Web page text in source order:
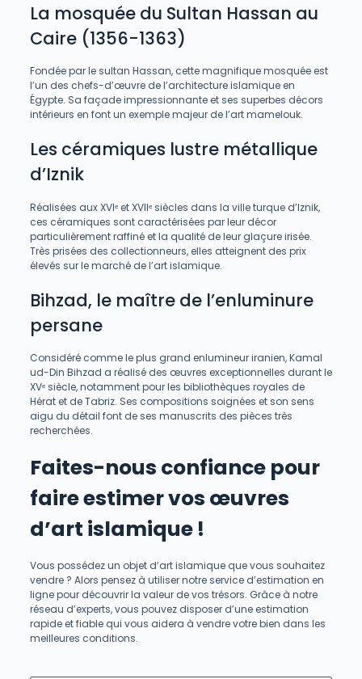
La mosquée du Sultan Hassan au
Caire (1356-1363)
Fondée par le sultan Hassan, cette magnifique mosquée est
l’un des chefs-d’œuvre de l’architecture islamique en
Égypte. Sa façade impressionnante et ses superbes décors
intérieurs en font un exemple majeur de l’art mamelouk.
Les céramiques lustre métallique
d’Iznik
Réalisées aux XVIᵉ et XVIIᵉ siècles dans la ville turque d’Iznik,
ces céramiques sont caractérisées par leur décor
particulièrement raffiné et la qualité de leur glaçure irisée.
Très prisées des collectionneurs, elles atteignent des prix
élevés sur le marché de l’art islamique.
Bihzad, le maître de l’enluminure
persane
Considéré comme le plus grand enlumineur iranien, Kamal
ud-Din Bihzad a réalisé des œuvres exceptionnelles durant le
XVᵉ siècle, notamment pour les bibliothèques royales de
Hérat et de Tabriz. Ses compositions soignées et son sens
aigu du détail font de ses manuscrits des pièces très
recherchées.
Faites-nous confiance pour
faire estimer vos œuvres
d’art islamique !
Vous possédez un objet d’art islamique que vous souhaitez
vendre ? Alors pensez à utiliser notre service d’estimation en
ligne pour découvrir la valeur de vos trésors. Grâce à notre
réseau d’experts, vous pouvez disposer d’une estimation
rapide et fiable qui vous aidera à vendre votre bien dans les
meilleures conditions.